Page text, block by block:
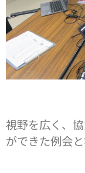
視野を広く、
ができた例会と